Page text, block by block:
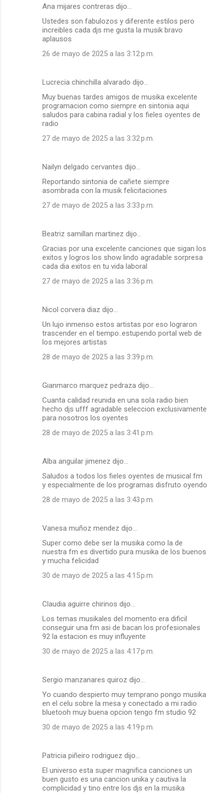
Ana mijares contreras dijo…
Ustedes son fabulozos y diferente estilos pero
increibles cada djs me gusta la musik bravo
aplausos
26 de mayo de 2025 a las 3:12 p.m.
Lucrecia chinchilla alvarado dijo…
Muy buenas tardes amigos de musika excelente
programacion como siempre en sintonia aqui
saludos para cabina radial y los fieles oyentes de
radio
27 de mayo de 2025 a las 3:32 p.m.
Nailyn delgado cervantes dijo…
Reportando sintonia de cañete siempre
asombrada con la musik felicitaciones
27 de mayo de 2025 a las 3:33 p.m.
Beatriz samillan martinez dijo…
Gracias por una excelente canciones que sigan los
exitos y logros los show lindo agradable sorpresa
cada dia exitos en tu vida laboral
27 de mayo de 2025 a las 3:36 p.m.
Nicol corvera diaz dijo…
Un lujo inmenso estos artistas por eso lograron
trascender en el tiempo..estupendo portal web de
los mejores artistas
28 de mayo de 2025 a las 3:39 p.m.
Gianmarco marquez pedraza dijo…
Cuanta calidad reunida en una sola radio bien
hecho djs ufff agradable seleccion exclusivamente
para nosotros los oyentes
28 de mayo de 2025 a las 3:41 p.m.
Alba anguilar jimenez dijo…
Saludos a todos los fieles oyentes de musical fm
y especialmente de los programas disfruto oyendo
28 de mayo de 2025 a las 3:43 p.m.
Vanesa muñoz mendez dijo…
Super como debe ser la musika como la de
nuestra fm es divertido pura musika de los buenos
y mucha felicidad
30 de mayo de 2025 a las 4:15 p.m.
Claudia aguirre chirinos dijo…
Los temas musikales del momento era dificil
conseguir una fm asi de bacan los profesionales
92 la estacion es muy influyente
30 de mayo de 2025 a las 4:17 p.m.
Sergio manzanares quiroz dijo…
Yo cuando despierto muy temprano pongo musika
en el celu sobre la mesa y conectado a mi radio
bluetooh muy buena opcion tengo fm studio 92
30 de mayo de 2025 a las 4:19 p.m.
Patricia piñeiro rodriguez dijo…
El universo esta super magnifica canciones un
buen gusto es una cancion unika y cautiva la
complicidad y tino entre los djs en la musika